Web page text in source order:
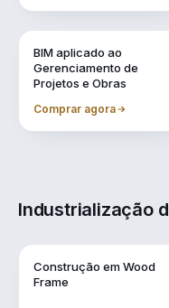
BIM aplicado ao
Gerenciamento de
Projetos e Obras
Comprar agora
Industrialização
Construção em Wood
Frame